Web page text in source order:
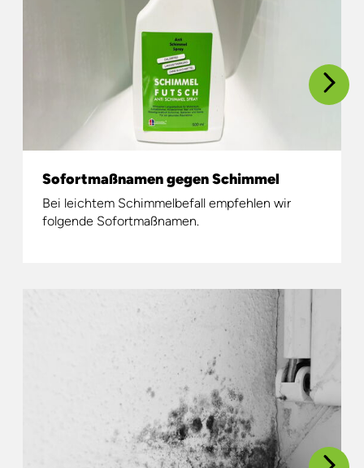
Sofortmaßnamen gegen Schimmel
Bei leichtem Schimmelbefall empfehlen wir
folgende Sofortmaßnamen.